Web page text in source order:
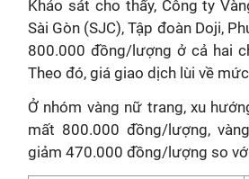
Khảo sát cho thấy, Công ty
Sài Gòn (SJC), Tập đoàn Doji,
800.000 đồng/lượng ở cả hai
Theo đó, giá giao dịch lùi về
Ở nhóm vàng nữ trang, xu
mất 800.000 đồng/lượng,
giảm 470.000 đồng/lượng so